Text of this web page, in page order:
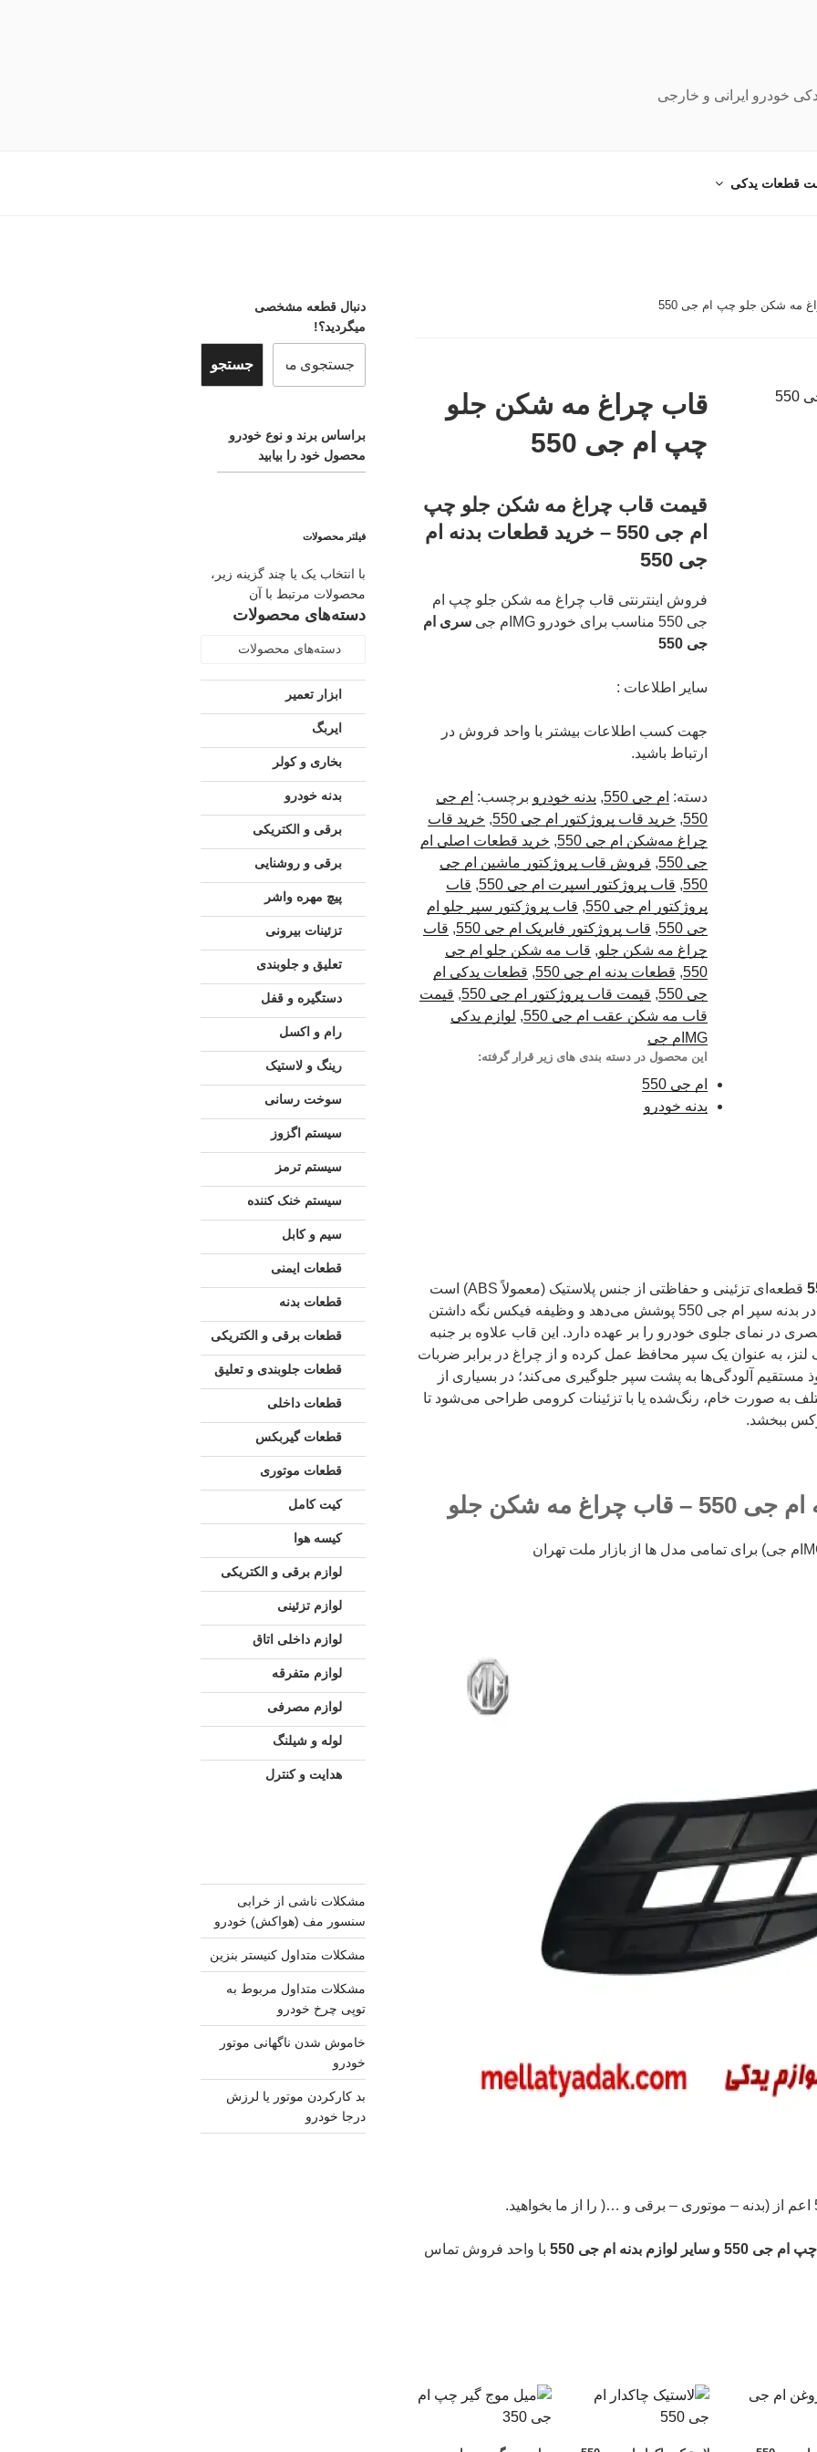
خودرو ایرانی و خارجی
قطعات یدکی
مه شکن جلو چپ ام جی 550
قاب چراغ مه شکن جلو
چپ ام جی 550
قیمت قاب چراغ مه شکن جلو چپ
ام جی 550 – خرید قطعات بدنه ام
جی 550
فروش اینترنتی قاب چراغ مه شکن جلو چپ ام
جی 550 مناسب برای خودرو MGام جی
سری ام
جی 550
سایر اطلاعات :
جهت کسب اطلاعات بیشتر با واحد فروش در
ارتباط باشید.
دسته: ام جی 550 , بدنه خودرو برچسب: ام جی
550
, خرید قاب پروژکتور ام جی 550 , خرید قاب
چراغ مه‌شکن ام جی 550
, خرید قطعات اصلی ام
جی 550
, فروش قاب پروژکتور ماشین ام جی
550
, قاب پروژکتور اسپرت ام جی 550 , قاب
پروژکتور ام جی 550
, قاب پروژکتور سپر جلو ام
جی 550
, قاب پروژکتور فابریک ام جی 550 , قاب
چراغ مه شکن جلو, قاب مه شکن جلو ام جی
550
, قطعات بدنه ام جی 550 , قطعات یدکی ام
جی 550
, قیمت قاب پروژکتور ام جی 550 , قیمت
قاب مه شکن عقب ام جی 550
, لوازم یدکی
MGام جی
این محصول در دسته بندی های زیر قرار گرفته:
ام جی 550
بدنه خودرو
قطعه‌ای تزئینی و حفاظتی از جنس پلاستیک (معمولاً ABS) است
که فضای اطراف چراغ مه شکن را در بدنه سپر ام جی 550 پوشش می‌دهد و وظیفه فیکس نگه داشتن
در نمای جلوی خودرو را بر عهده دارد. این قاب علاوه بر جنبه
به عنوان یک سپر محافظ عمل کرده و از چراغ در برابر ضربات
مستقیم آلودگی‌ها به پشت سپر جلوگیری می‌کند؛ در بسیاری از
به صورت خام، رنگ‌شده یا با تزئینات کرومی طراحی می‌شود تا
ببخشد.
مه شکن جلو
بدنه ام جی 550
با واحد فروش تماس
دنبال قطعه مشخصی
میگردید؟!
جستجو
براساس برند و نوع خودرو
محصول خود را بیابید
فیلتر محصولات
با انتخاب یک یا چند گزینه زیر،
محصولات مرتبط با آن
دسته‌های محصولات
دسته‌های محصولات
ابزار تعمیر
ایربگ
بخاری و کولر
بدنه خودرو
برقی و الکتریکی
برقی و روشنایی
پیچ مهره واشر
تزئینات بیرونی
تعلیق و جلوبندی
دستگیره و قفل
رام و اکسل
رینگ و لاستیک
سوخت رسانی
سیستم اگزوز
سیستم ترمز
سیستم خنک کننده
سیم و کابل
قطعات ایمنی
قطعات بدنه
قطعات برقی و الکتریکی
قطعات جلوبندی و تعلیق
قطعات داخلی
قطعات گیربکس
قطعات موتوری
کیت کامل
کیسه هوا
لوازم برقی و الکتریکی
لوازم تزئینی
لوازم داخلی اتاق
لوازم متفرقه
لوازم مصرفی
لوله و شیلنگ
هدایت و کنترل
مشکلات ناشی از خرابی
سنسور مف (هواکش) خودرو
مشکلات متداول کنیستر بنزین
مشکلات متداول مربوط به
توپی چرخ خودرو
خاموش شدن ناگهانی موتور
خودرو
بد کارکردن موتور یا لرزش
درجا خودرو